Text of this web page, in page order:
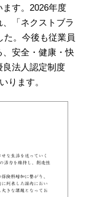
す。2026年度
「ネクストブラ
た。今後も従業員
安全・健康・快
良法人認定制度
ります。